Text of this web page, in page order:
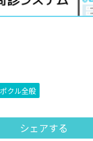
クル全般
シェアする